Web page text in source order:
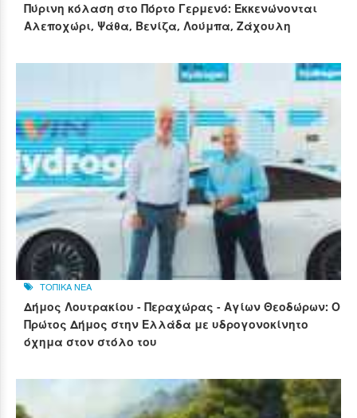
Πύρινη κόλαση στο Πόρτο Γερμενό: Εκκενώνονται
Αλεποχώρι, Ψάθα, Βενίζα, Λούμπα, Ζάχουλη
ΤΟΠΙΚΑ ΝΕΑ
Δήμος Λουτρακίου - Περαχώρας - Αγίων Θεοδώρων: Ο
Πρώτος Δήμος στην Ελλάδα με υδρογονοκίνητο
όχημα στον στόλο του